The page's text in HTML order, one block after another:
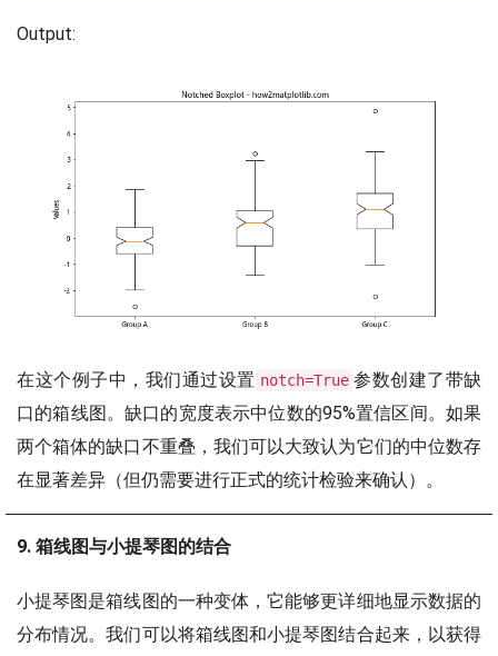
Output:
在这个例子中，我们通过设置 notch=True 参数创建了带缺
口的箱线图。缺口的宽度表示中位数的95%置信区间。如果
两个箱体的缺口不重叠，我们可以大致认为它们的中位数存
在显著差异（但仍需要进行正式的统计检验来确认）。
9. 箱线图与小提琴图的结合
小提琴图是箱线图的一种变体，它能够更详细地显示数据的
分布情况。我们可以将箱线图和小提琴图结合起来，以获得